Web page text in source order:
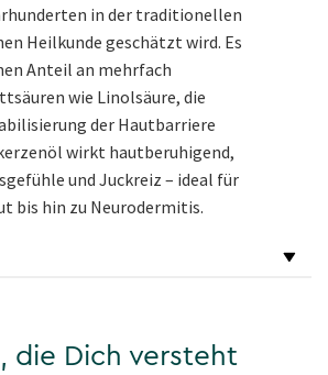
in der traditionellen
Heilkunde geschätzt wird. Es
Anteil an mehrfach
wie Linolsäure, die
der Hautbarriere
wirkt hautberuhigend,
und Juckreiz – ideal für
bis hin zu Neurodermitis.
die Dich versteht